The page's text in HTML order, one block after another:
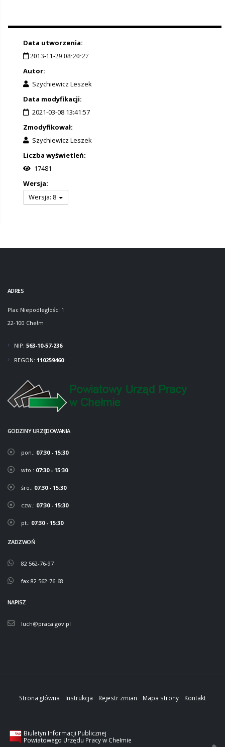
Data utworzenia:
2013-11-29 08:20:27
Autor:
Szychiewicz Leszek
Data modyfikacji:
2021-03-08 13:41:57
Zmodyfikował:
Szychiewicz Leszek
Liczba wyświetleń:
17481
Wersja:
Wersja: 8
ADRES
Plac Niepodległości 1
22-100 Chełm
NIP: 563-10-57-236
REGON: 110259460
GODZINY URZĘDOWANIA
pon.: 07:30 - 15:30
wto.: 07:30 - 15:30
śro.: 07:30 - 15:30
czw.: 07:30 - 15:30
pt.: 07:30 - 15:30
ZADZWOŃ
82 562-76-97
fax 82 562-76-68
NAPISZ
luch@praca.gov.pl
Biuletyn Informacji Publicznej
Powiatowego Urzędu Pracy w Chełmie
Strona główna Instrukcja Rejestr zmian Mapa strony Kontakt